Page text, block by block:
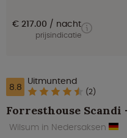
€ 217.00 nacht
prijsindicatie
8.8 Uitmuntend
(2)
Forresthouse Scandi
Wilsum in Nedersaksen